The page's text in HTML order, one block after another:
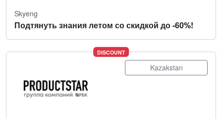
Skyeng
Подтянуть знания летом со скидкой до -60%!
DISCOUNT
Kazakstan